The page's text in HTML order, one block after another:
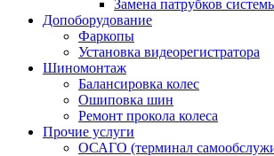
Замена патрубков
Допоборудование
Фаркопы
Установка видеорегистратора
Шиномонтаж
Балансировка колес
Ошиповка шин
Ремонт прокола колеса
Прочие услуги
ОСАГО (терминал